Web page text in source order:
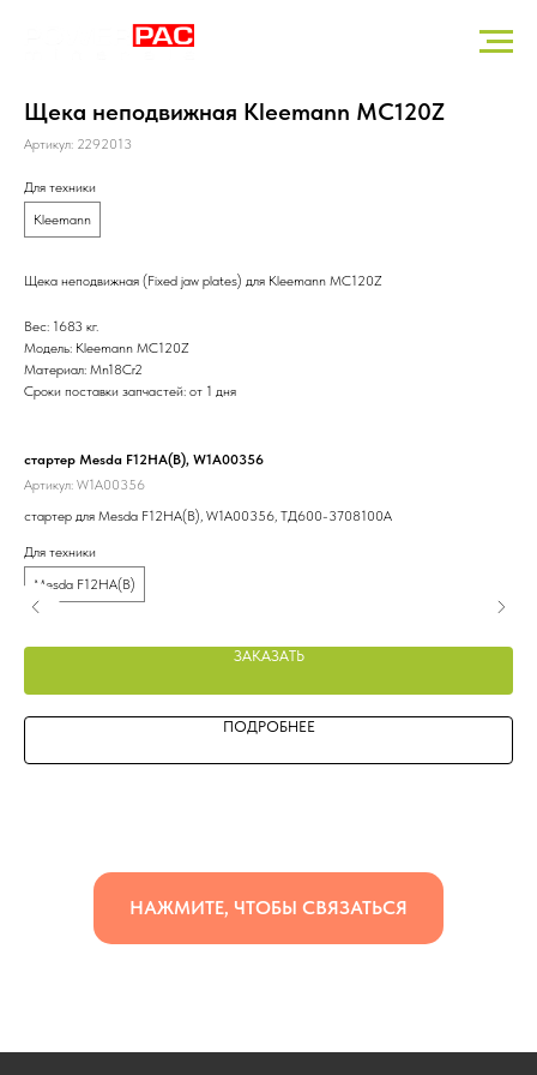
Щека неподвижная Kleemann MC120Z
Артикул: 2292013
Для техники
Kleemann
Щека неподвижная (Fixed jaw plates) для Kleemann MC120Z
Вес: 1683 кг.
Модель: Kleemann MC120Z
Материал: Mn18Cr2
Сроки поставки запчастей: от 1 дня
стартер Mesda F12HA(B), W1A00356
Артикул: W1A00356
стартер для Mesda F12HA(B), W1A00356, ТД600-3708100А
Для техники
Mesda F12HA(B)
ЗАКАЗАТЬ
ПОДРОБНЕЕ
НАЖМИТЕ, ЧТОБЫ СВЯЗАТЬСЯ